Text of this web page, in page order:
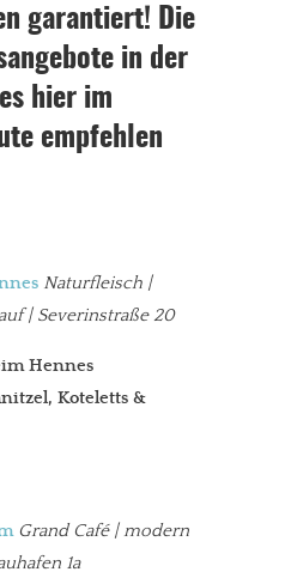
garantiert! Die
in der
hier im
empfehlen
Naturfleisch |
| Severinstraße 20
Hennes
Koteletts &
Grand Café | modern
1a